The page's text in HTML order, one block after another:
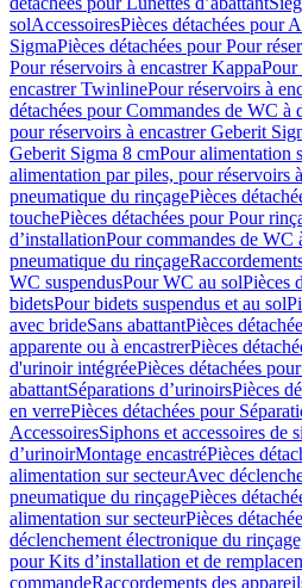
solAccessoiresPièces détachées pour
SigmaPièces détachées pour Pour
Pour réservoirs à encastrer KappaPour
encastrer TwinlinePour réservoirs à
détachées pour Commandes de WC
pour réservoirs à encastrer Geberit
Geberit Sigma 8 cmPour alimentation
alimentation par piles, pour réservoirs
pneumatique du rinçagePièces
touchePièces détachées pour Pour
d’installationPour commandes de WC
pneumatique du rinçage
WC suspendusPour WC au solPièces
bidetsPour bidets suspendus et au sol
avec brideSans abattantPièces
apparente ou à encastrerPièces
d'urinoir intégréePièces détachées
abattantSéparations d’urinoirsPièces
en verrePièces détachées pour
AccessoiresSiphons et accessoires de
dʼurinoirMontage encastréPièces
alimentation sur secteurAvec
pneumatique du rinçagePièces
alimentation sur secteurPièces
déclenchement électronique du
pour Kits d’installation et de
commandeRaccordements des